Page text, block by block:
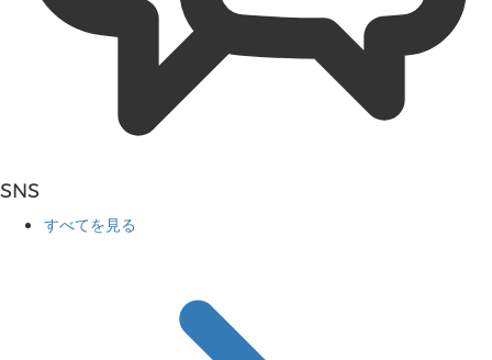
SNS
すべてを見る